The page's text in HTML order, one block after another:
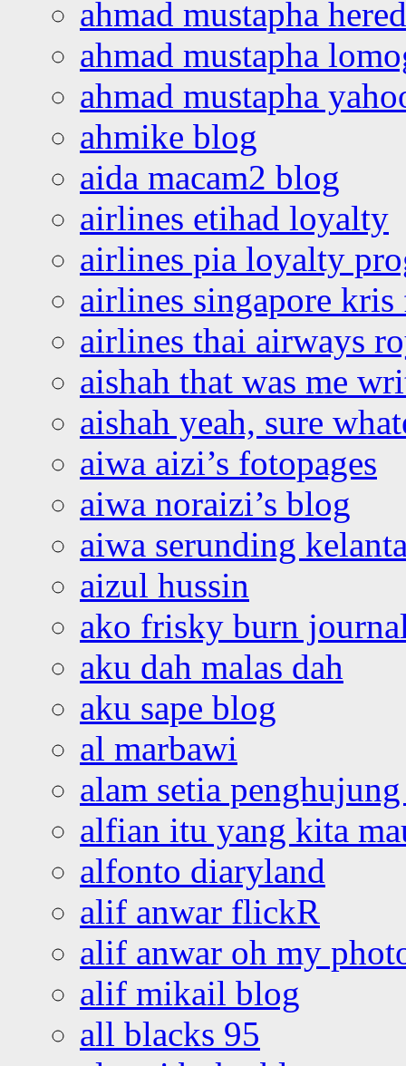
ahmad mustapha
ahmad mustapha
ahmad mustapha
ahmike blog
aida macam2 blog
airlines etihad loyalty
airlines pia loyalty
airlines singapore
airlines thai airways
aishah that was me
aishah yeah, sure
aiwa aizi’s fotopages
aiwa noraizi’s blog
aiwa serunding
aizul hussin
ako frisky burn
aku dah malas dah
aku sape blog
al marbawi
alam setia
alfian itu yang kita
alfonto diaryland
alif anwar flickR
alif anwar oh my
alif mikail blog
all blacks 95